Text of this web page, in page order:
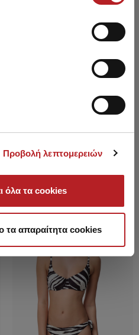
Προβολή λεπτομερειών
όλα τα cookies
τα απαραίτητα cookies
Canary Islands Tanga - Bikini
5,05 €